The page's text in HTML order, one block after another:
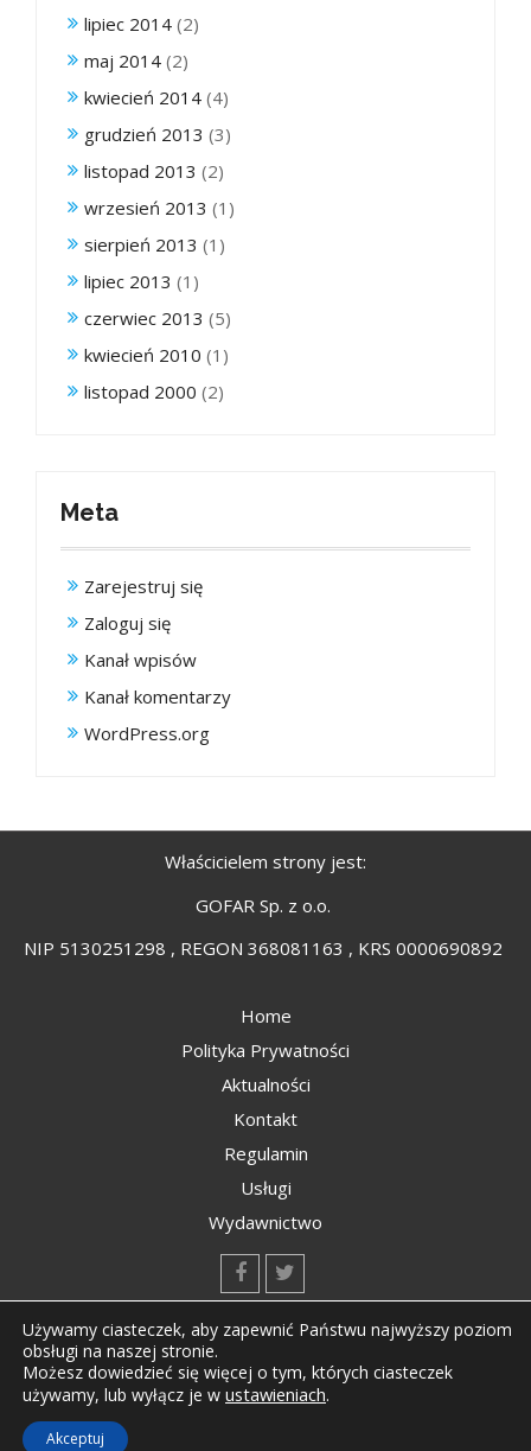
lipiec 2014 (2)
maj 2014 (2)
kwiecień 2014 (4)
grudzień 2013 (3)
listopad 2013 (2)
wrzesień 2013 (1)
sierpień 2013 (1)
lipiec 2013 (1)
czerwiec 2013 (5)
kwiecień 2010 (1)
listopad 2000 (2)
Meta
Zarejestruj się
Zaloguj się
Kanał wpisów
Kanał komentarzy
WordPress.org
Właścicielem strony jest:
GOFAR Sp. z o.o.
NIP 5130251298 , REGON 368081163 , KRS 0000690892
Home
Polityka Prywatności
Aktualności
Kontakt
Regulamin
Usługi
Wydawnictwo
Copyright © All rights reserved Kompozyty.net
Używamy ciasteczek, aby zapewnić Państwu najwyższy poziom
obsługi na naszej stronie.
Możesz dowiedzieć się więcej o tym, których ciasteczek
używamy, lub wyłącz je w ustawieniach.
Akceptuj